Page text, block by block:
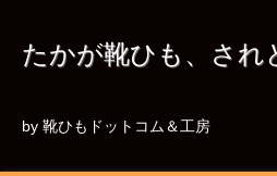
たかが靴ひも、され
by 靴ひもドットコム＆工房